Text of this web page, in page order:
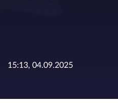
15:13, 04.09.2025